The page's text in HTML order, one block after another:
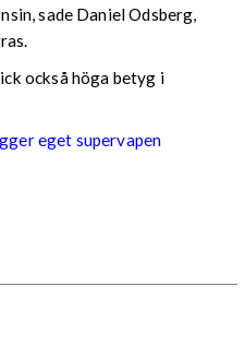
sade Daniel Odsberg,
också höga betyg i
eget supervapen